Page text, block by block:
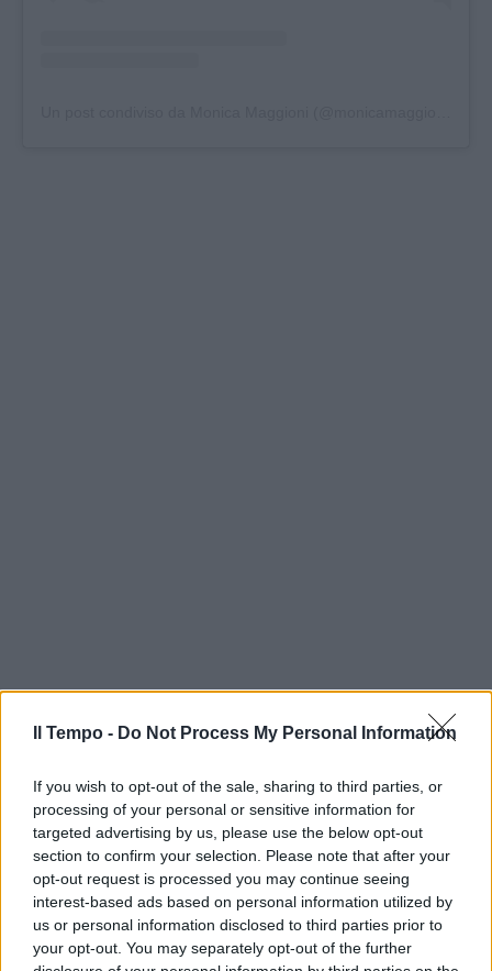
Il Tempo - Do Not Process My Personal Information
If you wish to opt-out of the sale, sharing to third parties, or
processing of your personal or sensitive information for
targeted advertising by us, please use the below opt-out
section to confirm your selection. Please note that after your
opt-out request is processed you may continue seeing
interest-based ads based on personal information utilized by
us or personal information disclosed to third parties prior to
your opt-out. You may separately opt-out of the further